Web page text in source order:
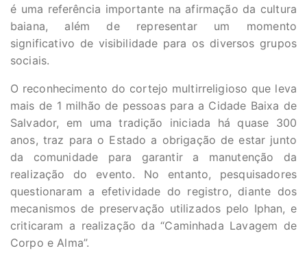
é uma referência importante na afirmação da cultura
baiana, além de representar um momento
significativo de visibilidade para os diversos grupos
sociais.
O reconhecimento do cortejo multirreligioso que leva
mais de 1 milhão de pessoas para a Cidade Baixa de
Salvador, em uma tradição iniciada há quase 300
anos, traz para o Estado a obrigação de estar junto
da comunidade para garantir a manutenção da
realização do evento. No entanto, pesquisadores
questionaram a efetividade do registro, diante dos
mecanismos de preservação utilizados pelo Iphan, e
criticaram a realização da “Caminhada Lavagem de
Corpo e Alma”.